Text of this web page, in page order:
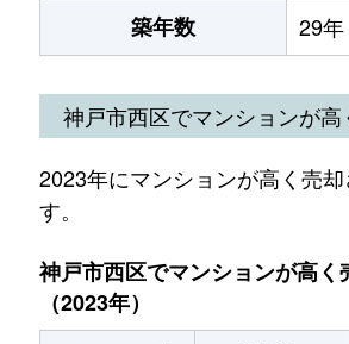
築年数 29年
神戸市西区でマンションが
2023年にマンションが高く売
す。
神戸市西区でマンションが高く
（2023年）